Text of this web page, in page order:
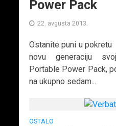
Power Pack
22. avgusta 2013.
Ostanite puni u
novu generaciju
Portable Power Pack,
na ukupno sedam...
OSTALO